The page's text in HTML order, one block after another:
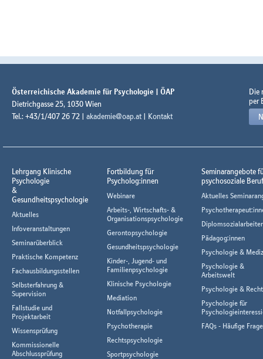
Österreichische Akademie für Psychologie | ÖAP
Dietrichgasse 25, 1030 Wien
Tel.: +43/1/407 26 72 | akademie@oap.at | Kontakt
Die
per
Lehrgang Klinische
Psychologie
&
Gesundheitspsychologie
Aktuelles
Infoveranstaltungen
Seminarüberblick
Praktische Kompetenz
Fachausbildungsstellen
Selbsterfahrung &
Supervision
Fallstudie und
Projektarbeit
Wissensprüfung
Kommissionelle
Abschlussprüfung
Fortbildung für
Psycholog:innen
Webinare
Arbeits-, Wirtschafts- &
Organisationspsychologie
Gerontopsychologie
Gesundheitspsychologie
Kinder-, Jugend- und
Familienpsychologie
Klinische Psychologie
Mediation
Notfallpsychologie
Psychotherapie
Rechtspsychologie
Sportpsychologie
Seminarangebote
psychosoziale
Aktuelles
Pädagog:innen
Psychologie &
Psychologie &
Arbeitswelt
Psychologie & Recht
Psychologie für
FAQs - Häufige